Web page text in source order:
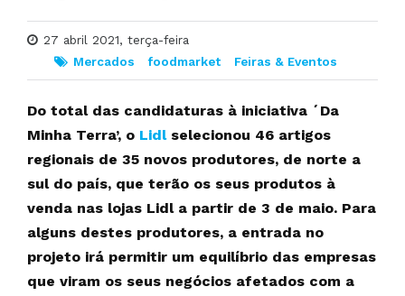
27 abril 2021, terça-feira
Mercados
foodmarket Feiras & Eventos
Do total das candidaturas à iniciativa ´Da
Minha Terra’, o Lidlselecionou 46 artigos
regionais de 35 novos produtores, de norte a
sul do país, que terão os seus produtos à
venda nas lojas Lidl a partir de 3 de maio. Para
alguns destes produtores, a entrada no
projeto irá permitir um equilíbrio das empresas
que viram os seus negócios afetados com a